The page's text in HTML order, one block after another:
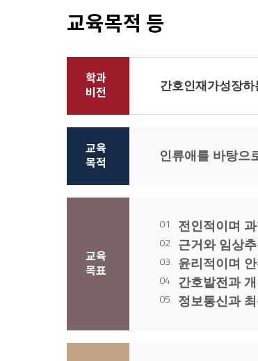
교육목적 등
학과
비전
간호인재가성장하
교육
목적
인류애를 바탕으
교육
목표
전인적이며
근거와 임상
윤리적이며
간호발전과
정보통신과